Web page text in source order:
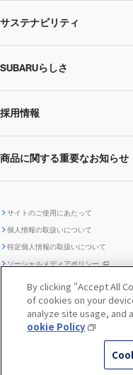
SUBARU 2025方針
事業所・関係会社
ニュースリリース
株主・投資家の皆様へトップ
企業・経営
IRライブラリー
株主・投資家サポート
IRカレンダー
ディスクロージャー
ポリシー
サステナビリティ
サステナビリティトップ
CEOサステナビリティ
環境
ガバナンス
編集方針
SUBARUらしさ
SUBARUらしさトップ
SUBARUびと
SUBARUデザイン
「SUBARUらしさ」を
際立たせる技術
2.環境技術
採用情報
採用情報トップ
SUBARU Lab採用（中途）
販売会社グループ採用
商品に関する重要なお知らせ
SUBARU ハイブリッド車 レスキ
ー時の取扱い
自動車リサイクル
助手席エアバッグに関する重
サイトのご使用にあたって
個人情報の取扱いについて
特定個人情報の取扱いについて
ソーシャルメディアポリシー
お問い合わせ ／ よくあるご質問
クッキーポリシー
メディア
By clicking “Accept All
of cookies on your
analyze site usage, and
ookie Policy